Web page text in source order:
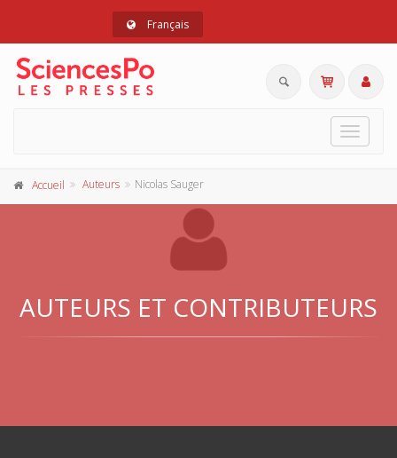
Français
Toggle
Accueil Auteurs Nicolas Sauger
AUTEURS ET CONTRIBUTEURS